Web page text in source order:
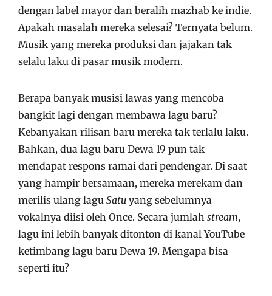
dengan label mayor dan beralih mazhab ke indie.
Apakah masalah mereka selesai? Ternyata belum.
Musik yang mereka produksi dan jajakan tak
selalu laku di pasar musik modern.
Berapa banyak musisi lawas yang mencoba
bangkit lagi dengan membawa lagu baru?
Kebanyakan rilisan baru mereka tak terlalu laku.
Bahkan, dua lagu baru Dewa 19 pun tak
mendapat respons ramai dari pendengar. Di saat
yang hampir bersamaan, mereka merekam dan
merilis ulang lagu Satu yang sebelumnya
vokalnya diisi oleh Once. Secara jumlah stream,
lagu ini lebih banyak ditonton di kanal YouTube
ketimbang lagu baru Dewa 19. Mengapa bisa
seperti itu?